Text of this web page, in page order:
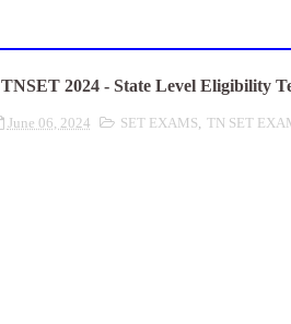
TN Teachers Leave Rules: மருத்துவ
மக்கள் தொகை கணக்கெடுப்பு பணி:
TNSET 2024 - State Level Eligibility
June 06, 2024 SET EXAMS, TN SET